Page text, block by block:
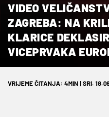
VIDEO
ZAGREBA: NA
KLARICE
VICEPRVAKA
VRIJEME ČITANJA: 4MIN | SRI.